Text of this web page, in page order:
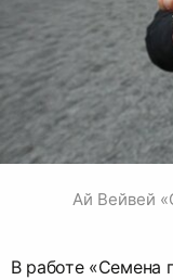
Ай Вейвей
В работе «Семена